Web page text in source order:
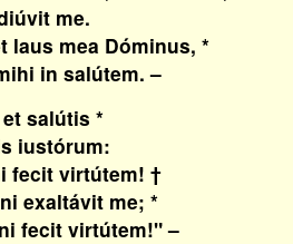
me.
laus mea Dóminus, *
in salútem. –
salútis *
iustórum:
fecit virtútem! †
exaltávit me; *
fecit virtútem!" –